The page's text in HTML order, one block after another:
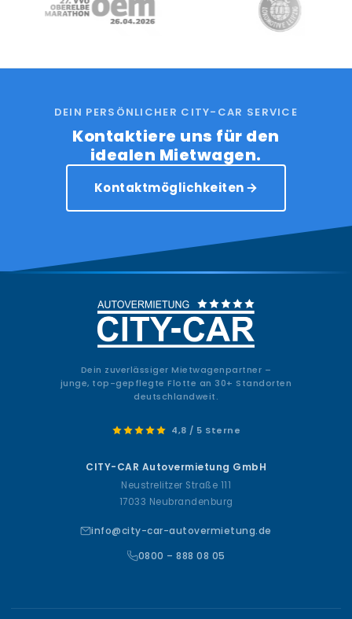
DEIN PERSÖNLICHER CITY-CAR SERVICE
Kontaktiere uns für den
idealen Mietwagen.
Kontaktmöglichkeiten
Dein zuverlässiger Mietwagenpartner –
junge, top-gepflegte Flotte an 30+ Standorten
deutschlandweit.
4,8 / 5 Sterne
CITY-CAR Autovermietung GmbH
Neustrelitzer Straße 111
17033 Neubrandenburg
info@city-car-autovermietung.de
0800 – 888 08 05